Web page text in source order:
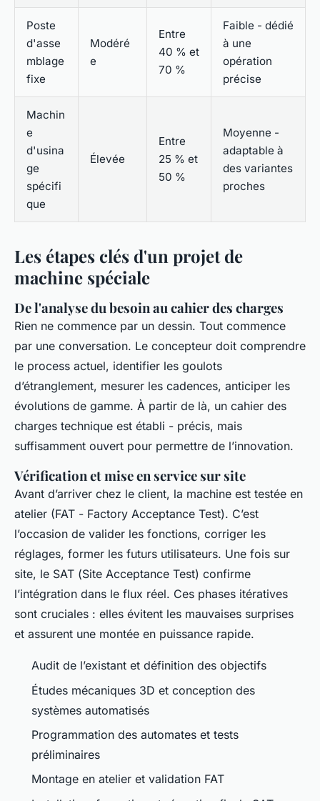
Poste
d'asse
mblage
fixe
Modéré
e
Entre
40 % et
70 %
Faible - dédié
à une
opération
précise
Machin
e
d'usina
ge
spécifi
que
Élevée
Entre
25 % et
50 %
Moyenne -
adaptable à
des variantes
proches
Les étapes clés d'un projet de
machine spéciale
De l'analyse du besoin au cahier des charges
Rien ne commence par un dessin. Tout commence
par une conversation. Le concepteur doit comprendre
le process actuel, identifier les goulots
d’étranglement, mesurer les cadences, anticiper les
évolutions de gamme. À partir de là, un cahier des
charges technique est établi - précis, mais
suffisamment ouvert pour permettre de l’innovation.
Vérification et mise en service sur site
Avant d’arriver chez le client, la machine est testée en
atelier (FAT - Factory Acceptance Test). C’est
l’occasion de valider les fonctions, corriger les
réglages, former les futurs utilisateurs. Une fois sur
site, le SAT (Site Acceptance Test) confirme
l’intégration dans le flux réel. Ces phases itératives
sont cruciales : elles évitent les mauvaises surprises
et assurent une montée en puissance rapide.
Audit de l’existant et définition des objectifs
Études mécaniques 3D et conception des
systèmes automatisés
Programmation des automates et tests
préliminaires
Montage en atelier et validation FAT